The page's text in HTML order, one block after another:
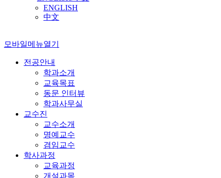
ENGLISH
中文
모바일메뉴열기
전공안내
학과소개
교육목표
동문 인터뷰
학과사무실
교수진
교수소개
명예교수
겸임교수
학사과정
교육과정
개설과목